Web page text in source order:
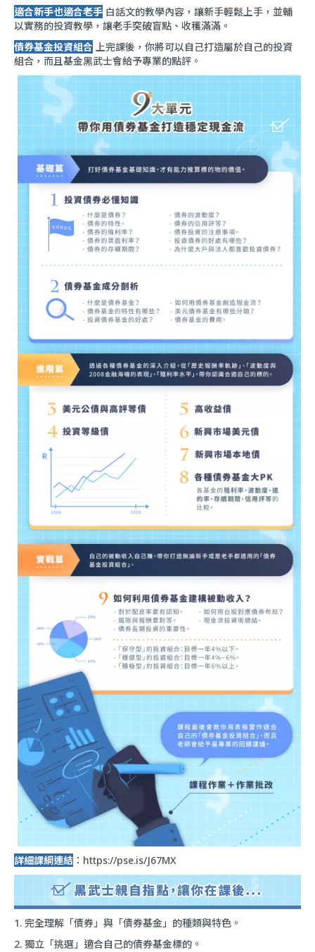
適合新手也適合老手 白話文的教學內容，讓新手輕鬆上手，並輔
以實務的投資教學，讓老手突破盲點、收穫滿滿。
債券基金投資組合 上完課後，你將可以自己打造屬於自己的投資
組合，而且基金黑武士會給予專業的點評。
詳細課綱連結 ： https://pse.is/J67MX
1. 完全理解「債券」與「債券基金」的種類與特色。
2. 獨立「挑選」適合自己的債券基金標的。